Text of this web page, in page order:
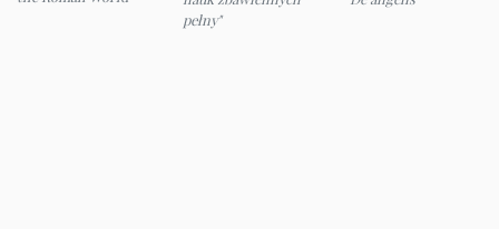
pełny"